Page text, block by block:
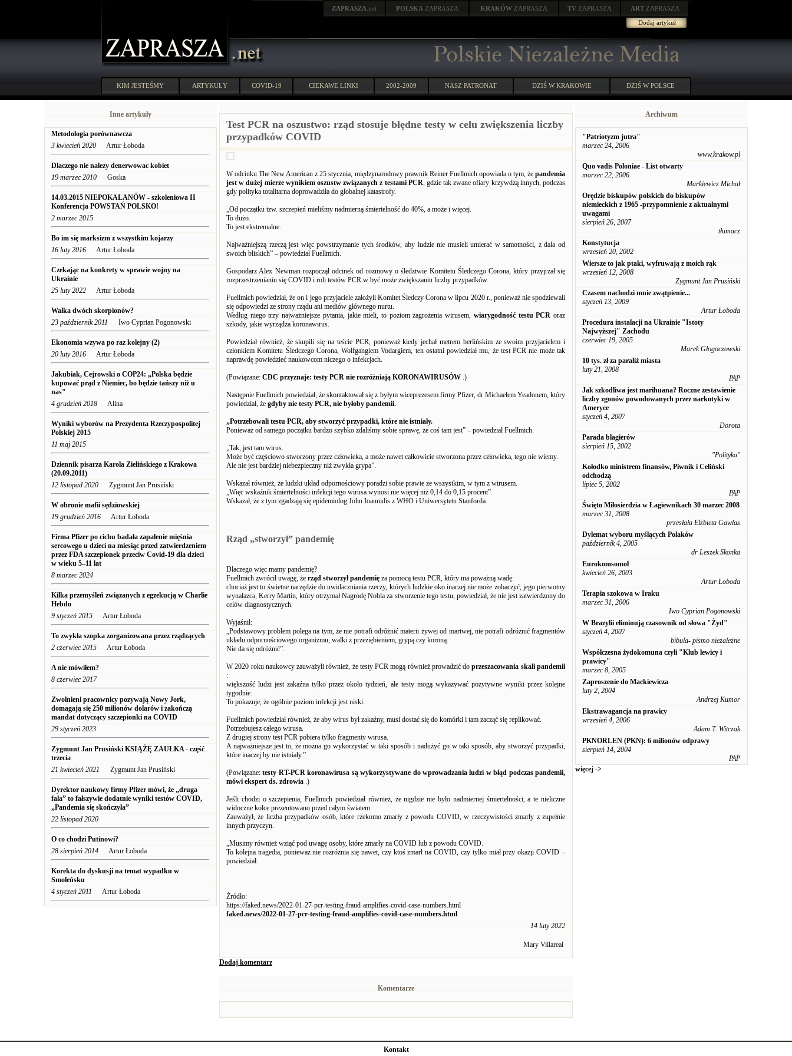
ZAPRASZA .net POLSKA ZAPRASZA KRAKÓW ZAPRASZA TV ZAPRASZA ART ZAPRASZA
Dodaj artykuł
KIM JESTEŚMY ARTYKUŁY COVID-19 CIEKAWE LINKI 2002-2009 NASZ PATRONAT DZIŚ W KRAKOWIE DZIŚ W POLSCE
Inne artykuły
Metodologia porównawcza
3 kwiecień 2020 Artur Łoboda
Dlaczego nie nalezy denerwowac kobiet
19 marzec 2010 Goska
14.03.2015 NIEPOKALANÓW - szkoleniowa II
Konferencja POWSTAŃ POLSKO!
2 marzec 2015
Bo im się marksizm z wszystkim kojarzy
16 luty 2016 Artur Łoboda
Czekając na konkrety w sprawie wojny na
Ukrainie
25 luty 2022 Artur Łoboda
Walka dwóch skorpionów?
23 październik 2011 Iwo Cyprian Pogonowski
Ekonomia wzywa po raz kolejny (2)
20 luty 2016 Artur Łoboda
Jakubiak, Cejrowski o COP24: „Polska będzie
kupować prąd z Niemiec, bo będzie tańszy niż u
nas"
4 grudzień 2018 Alina
Wyniki wyborów na Prezydenta Rzeczypospolitej
Polskiej 2015
11 maj 2015
Dziennik pisarza Karola Zielińskiego z Krakowa
(20.09.2011)
12 listopad 2020 Zygmunt Jan Prusiński
W obronie mafii sędziowskiej
19 grudzień 2016 Artur Łoboda
Firma Pfizer po cichu badała zapalenie mięśnia
sercowego u dzieci na miesiąc przed zatwierdzeniem
przez FDA szczepionek przeciw Covid-19 dla dzieci
w wieku 5–11 lat
8 marzec 2024
Kilka przemyśleń związanych z egzekucją w Charlie
Hebdo
9 styczeń 2015 Artur Łoboda
To zwykła szopka zorganizowana przez rządzących
2 czerwiec 2015 Artur Łoboda
A nie mówiłem?
8 czerwiec 2017
Zwolnieni pracownicy pozywają Nowy Jork,
domagają się 250 milionów dolarów i zakończą
mandat dotyczący szczepionki na COVID
29 styczeń 2023
Zygmunt Jan Prusiński KSIĄŻĘ ZAUŁKA - część
trzecia
21 kwiecień 2021 Zygmunt Jan Prusiński
Dyrektor naukowy firmy Pfizer mówi, że „druga
fala” to fałszywie dodatnie wyniki testów COVID,
„Pandemia się skończyła”
22 listopad 2020
O co chodzi Putinowi?
28 sierpień 2014 Artur Łoboda
Korekta do dyskusji na temat wypadku w
Smoleńsku
4 styczeń 2011 Artur Łoboda
Test PCR na oszustwo: rząd stosuje błędne testy w celu zwiększenia liczby
przypadków COVID
W odcinku The New American z 25 stycznia, międzynarodowy prawnik Reiner Fuellmich opowiada o tym, że pandemia
jest w dużej mierze wynikiem oszustw związanych z testami PCR, gdzie tak zwane ofiary krzywdzą innych, podczas
gdy polityka totalitarna doprowadziła do globalnej katastrofy.
„Od początku tzw. szczepień mieliśmy nadmierną śmiertelność do 40%, a może i więcej.
To dużo.
To jest ekstremalne.
Najważniejszą rzeczą jest więc powstrzymanie tych środków, aby ludzie nie musieli umierać w samotności, z dala od
swoich bliskich” – powiedział Fuellmich.
Gospodarz Alex Newman rozpoczął odcinek od rozmowy o śledztwie Komitetu Śledczego Corona, który przyjrzał się
rozprzestrzenianiu się COVID i roli testów PCR w być może zwiększaniu liczby przypadków.
Fuellmich powiedział, że on i jego przyjaciele założyli Komitet Śledczy Corona w lipcu 2020 r., ponieważ nie spodziewali
się odpowiedzi ze strony rządu ani mediów głównego nurtu.
Według niego trzy najważniejsze pytania, jakie mieli, to poziom zagrożenia wirusem, wiarygodność testu PCR oraz
szkody, jakie wyrządza koronawirus.
Powiedział również, że skupili się na teście PCR, ponieważ kiedy jechał metrem berlińskim ze swoim przyjacielem i
członkiem Komitetu Śledczego Corona, Wolfgangiem Vodargiem, ten ostatni powiedział mu, że test PCR nie może tak
naprawdę powiedzieć naukowcom niczego o infekcjach.
(Powiązane: CDC przyznaje: testy PCR nie rozróżniają KORONAWIRUSÓW .)
Następnie Fuellmich powiedział, że skontaktował się z byłym wiceprezesem firmy Pfizer, dr Michaelem Yeadonem, który
powiedział, że gdyby nie testy PCR, nie byłoby pandemii.
„Potrzebowali testu PCR, aby stworzyć przypadki, które nie istniały.
Ponieważ od samego początku bardzo szybko zdaliśmy sobie sprawę, że coś tam jest” – powiedział Fuellmich.
„Tak, jest tam wirus.
Może być częściowo stworzony przez człowieka, a może nawet całkowicie stworzona przez człowieka, tego nie wiemy.
Ale nie jest bardziej niebezpieczny niż zwykła grypa”.
Wskazał również, że ludzki układ odpornościowy poradzi sobie prawie ze wszystkim, w tym z wirusem.
„Więc wskaźnik śmiertelności infekcji tego wirusa wynosi nie więcej niż 0,14 do 0,15 procent”.
Wskazał, że z tym zgadzają się epidemiolog John Ioannidis z WHO i Uniwersytetu Stanforda.
Rząd „stworzył” pandemię
Dlaczego więc mamy pandemię?
Fuellmich zwrócił uwagę, że rząd stworzył pandemię za pomocą testu PCR, który ma poważną wadę:
chociaż jest to świetne narzędzie do uwidaczniania rzeczy, których ludzkie oko inaczej nie może zobaczyć, jego pierwotny
wynalazca, Kerry Martin, który otrzymał Nagrodę Nobla za stworzenie tego testu, powiedział, że nie jest zatwierdzony do
celów diagnostycznych.
Wyjaśnił:
„Podstawowy problem polega na tym, że nie potrafi odróżnić materii żywej od martwej, nie potrafi odróżnić fragmentów
układu odpornościowego organizmu, walki z przeziębieniem, grypą czy koroną.
Nie da się odróżnić”.
W 2020 roku naukowcy zauważyli również, że testy PCR mogą również prowadzić doprzeszacowania skali pandemii
:
większość ludzi jest zakaźna tylko przez około tydzień, ale testy mogą wykazywać pozytywne wyniki przez kolejne
tygodnie.
To pokazuje, że ogólnie poziom infekcji jest niski.
Fuellmich powiedział również, że aby wirus był zakaźny, musi dostać się do komórki i tam zacząć się replikować.
Potrzebujesz całego wirusa.
Z drugiej strony test PCR pobiera tylko fragmenty wirusa.
A najważniejsze jest to, że można go wykorzystać w taki sposób i nadużyć go w taki sposób, aby stworzyć przypadki,
które inaczej by nie istniały.”
(Powiązane:testy RT-PCR koronawirusa są wykorzystywane do wprowadzania ludzi w błąd podczas pandemii,
mówi ekspert ds. zdrowia .)
Jeśli chodzi o szczepienia, Fuellmich powiedział również, że nigdzie nie było nadmiernej śmiertelności, a te nieliczne
widoczne kolce prezentowano przed całym światem.
Zauważył, że liczba przypadków osób, które rzekomo zmarły z powodu COVID, w rzeczywistości zmarły z zupełnie
innych przyczyn.
„Musimy również wziąć pod uwagę osoby, które zmarły na COVID lub z powodu COVID.
To kolejna tragedia, ponieważ nie rozróżnia się nawet, czy ktoś zmarł na COVID, czy tylko miał przy okazji COVID –
powiedział.
Źródło:
https://faked.news/2022-01-27-pcr-testing-fraud-amplifies-covid-case-numbers.html
faked.news/2022-01-27-pcr-testing-fraud-amplifies-covid-case-numbers.html
14 luty 2022
Mary Villareal
Dodaj komentarz
Komentarze
Archiwum
"Patriotyzm jutra"
marzec 24, 2006
www.krakow.pl
Quo vadis Poloniae - List otwarty
marzec 22, 2006
Markiewicz Michał
Orędzie biskupów polskich do biskupów
niemieckich z 1965 -przypomnienie z aktualnymi
uwagami
sierpień 26, 2007
tłumacz
Konstytucja
wrzesień 20, 2002
Wiersze to jak ptaki, wyfruwają z moich rąk
wrzesień 12, 2008
Zygmunt Jan Prusiński
Czasem nachodzi mnie zwątpienie...
styczeń 13, 2009
Artur Łoboda
Procedura instalacji na Ukrainie "Istoty
Najwyższej" Zachodu
czerwiec 19, 2005
Marek Głogoczowski
10 tys. zł za paraliż miasta
luty 21, 2008
PAP
Jak szkodliwa jest marihuana? Roczne zestawienie
liczby zgonów powodowanych przez narkotyki w
Ameryce
styczeń 4, 2007
Dorota
Parada blagierów
sierpień 15, 2002
"Polityka"
Kołodko ministrem finansów, Piwnik i Celiński
odchodzą
lipiec 5, 2002
PAP
Święto Miłosierdzia w Łagiewnikach 30 marzec 2008
marzec 31, 2008
przesłała Elżbieta Gawlas
Dylemat wyboru myślących Polaków
październik 4, 2005
dr Leszek Skonka
Eurokomsomoł
kwiecień 26, 2003
Artur Łoboda
Terapia szokowa w Iraku
marzec 31, 2006
Iwo Cyprian Pogonowski
W Brazylii eliminują czasownik od słowa "Żyd"
styczeń 4, 2007
bibula- pismo niezależne
Współczesna żydokomuna czyli "Klub lewicy i
prawicy"
marzec 8, 2005
Zaproszenie do Mackiewicza
luty 2, 2004
Andrzej Kumor
Ekstrawagancja na prawicy
wrzesień 4, 2006
Adam T. Witczak
PKNORLEN (PKN): 6 milionów odprawy
sierpień 14, 2004
PAP
więcej ->
Kontakt